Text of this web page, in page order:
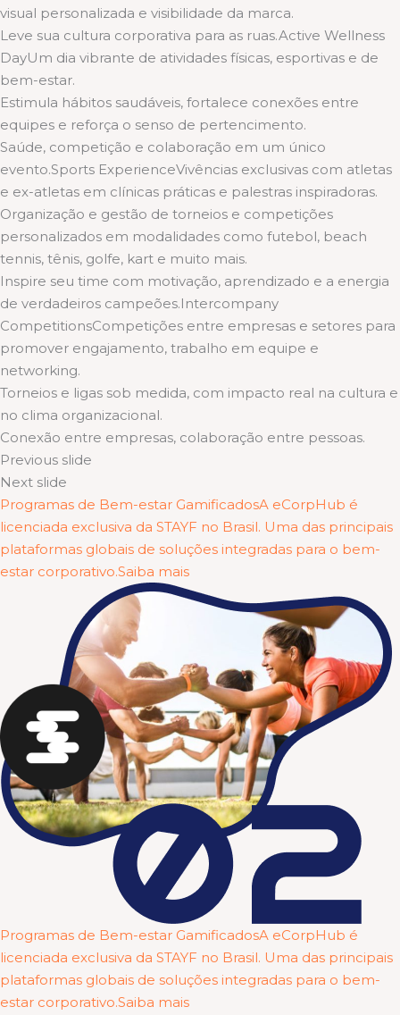
visual personalizada e visibilidade da marca.
Leve sua cultura corporativa para as ruas.Active Wellness
DayUm dia vibrante de atividades físicas, esportivas e de
bem-estar.
Estimula hábitos saudáveis, fortalece conexões entre
equipes e reforça o senso de pertencimento.
Saúde, competição e colaboração em um único
evento.Sports ExperienceVivências exclusivas com atletas
e ex-atletas em clínicas práticas e palestras inspiradoras.
Organização e gestão de torneios e competições
personalizados em modalidades como futebol, beach
tennis, tênis, golfe, kart e muito mais.
Inspire seu time com motivação, aprendizado e a energia
de verdadeiros campeões.Intercompany
CompetitionsCompetições entre empresas e setores para
promover engajamento, trabalho em equipe e
networking.
Torneios e ligas sob medida, com impacto real na cultura e
no clima organizacional.
Conexão entre empresas, colaboração entre pessoas.
Previous slide
Next slide
Programas de Bem-estar GamificadosA eCorpHub é
licenciada exclusiva da STAYF no Brasil. Uma das principais
plataformas globais de soluções integradas para o bem-
estar corporativo.Saiba mais
Programas de Bem-estar GamificadosA eCorpHub é
licenciada exclusiva da STAYF no Brasil. Uma das principais
plataformas globais de soluções integradas para o bem-
estar corporativo.Saiba mais